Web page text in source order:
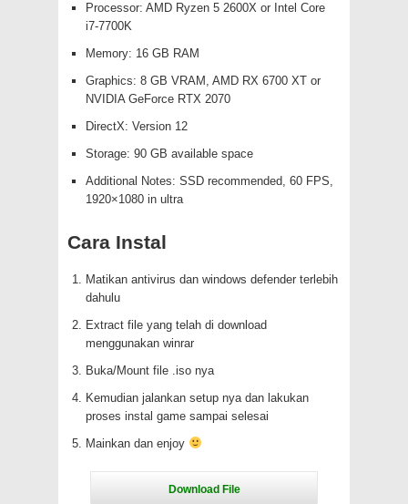
Processor: AMD Ryzen 5 2600X or Intel Core
i7-7700K
Memory: 16 GB RAM
Graphics: 8 GB VRAM, AMD RX 6700 XT or
NVIDIA GeForce RTX 2070
DirectX: Version 12
Storage: 90 GB available space
Additional Notes: SSD recommended, 60 FPS,
1920×1080 in ultra
Cara Instal
Matikan antivirus dan windows defender terlebih
dahulu
Extract file yang telah di download
menggunakan winrar
Buka/Mount file .iso nya
Kemudian jalankan setup nya dan lakukan
proses instal game sampai selesai
Mainkan dan enjoy